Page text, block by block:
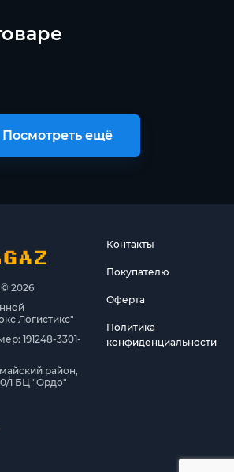
Посмотреть ещё
2026
Логистикс"
191248-3301-
район,
1 БЦ "Ордо"
Контакты
Покупателю
Оферта
Политика
конфиденциальности